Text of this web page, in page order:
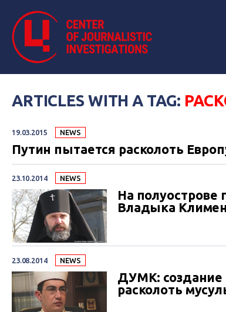
ARTICLES WITH A TAG:
19.03.2015 NEWS
Путин пытается расколоть
23.10.2014 NEWS
На полуострове
Владыка
23.08.2014 NEWS
ДУМК: создание
расколоть